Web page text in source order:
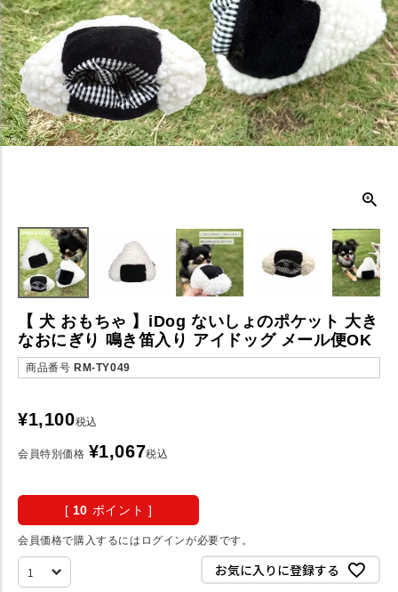
【 犬 おもちゃ 】iDog ないしょのポケット 大き
なおにぎり 鳴き笛入り アイドッグ メール便OK
商品番号 RM-TY049
¥1,100税込
会員特別価格 ¥1,067税込
[ 10 ポイント ]
会員価格で購入するにはログインが必要です。
お気に入りに登録する